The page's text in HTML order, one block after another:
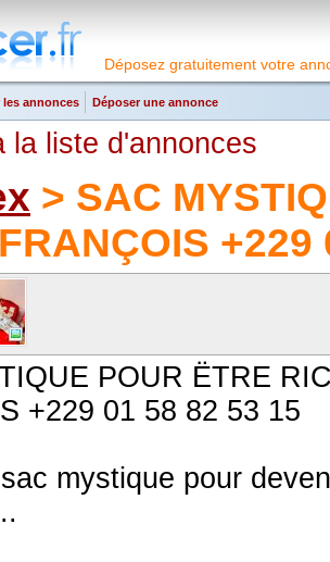
Déposez gratuitement votre
les annonces Déposer une annonce
la liste d'annonces
> SAC
+229
POUR ËTRE
+229 01 58 82 53 15
mystique pour